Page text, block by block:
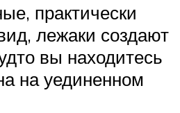
практически
лежаки создают
вы находитесь
на уединенном